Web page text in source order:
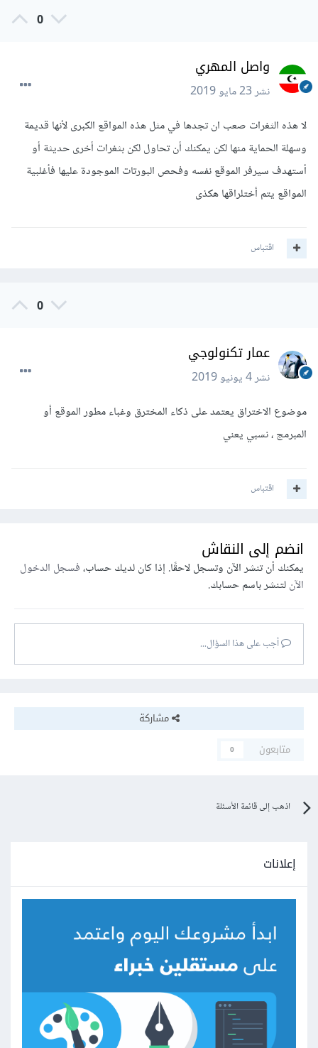
0
واصل المهري
نشر23 مايو 2019
لا هذه الثغرات صعب ان تجدها في مثل هذه المواقع الكبرى لأنها قديمة
وسهلة الحماية منها لكن يمكنك أن تحاول لكن بثغرات أخرى حديثة أو
أستهدف سيرفر الموقع نفسه وفحص البورتات الموجودة عليها فأغلبية
المواقع يتم أختلراقها هكذى
اقتباس
0
عمار تكنولوجي
نشر4 يونيو 2019
موضوع الاختراق يعتمد على ذكاء المخترق وغباء مطور الموقع أو
المبرمج ، نسبي يعني
اقتباس
انضم إلى النقاش
يمكنك أن تنشر الآن وتسجل لاحقًا. إذا كان لديك حساب،فسجل الدخول
الآنلتنشر باسم حسابك.
أجب على هذا السؤال...
مشاركة
متابعون
0
اذهب إلى قائمة الأسئلة
إعلانات